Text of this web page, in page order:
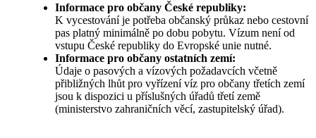
Informace pro občany České republiky:
K vycestování je potřeba občanský průkaz nebo cestovní
pas platný minimálně po dobu pobytu. Vízum není od
vstupu České republiky do Evropské unie nutné.
Informace pro občany ostatních zemí:
Údaje o pasových a vízových požadavcích včetně
přibližných lhůt pro vyřízení víz pro občany třetích zemí
jsou k dispozici u příslušných úřadů třetí země
(ministerstvo zahraničních věcí, zastupitelský úřad).